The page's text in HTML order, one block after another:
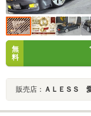
無
料
販売店： ＡＬＥＳＳ 愛知